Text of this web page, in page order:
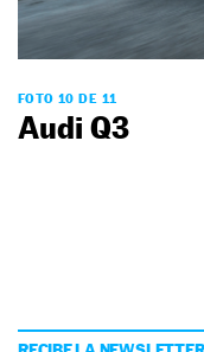
FOTO 10 DE 11
Audi Q3